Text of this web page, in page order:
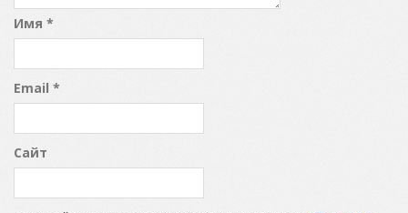
Имя *
Email *
Сайт